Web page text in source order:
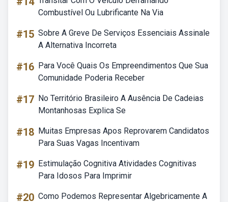
Combustível Ou Lubrificante Na Via
#15 Sobre A Greve De Serviços Essenciais Assinale
A Alternativa Incorreta
#16 Para Você Quais Os Empreendimentos Que Sua
Comunidade Poderia Receber
#17 No Território Brasileiro A Ausência De Cadeias
Montanhosas Explica Se
#18 Muitas Empresas Apos Reprovarem Candidatos
Para Suas Vagas Incentivam
#19 Estimulação Cognitiva Atividades Cognitivas
Para Idosos Para Imprimir
#20 Como Podemos Representar Algebricamente A